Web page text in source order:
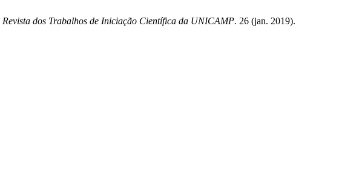
Revista dos Trabalhos de Iniciação Científica da UNICAMP. 26 (jan. 2019).